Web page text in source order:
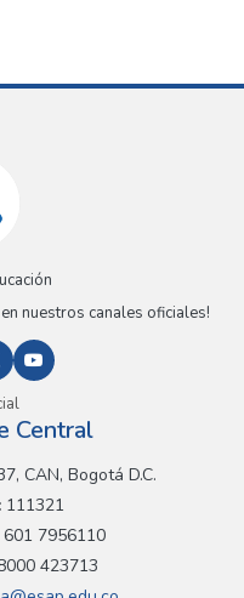
nuestros canales oficiales!
Central
CAN, Bogotá D.C.
111321
7956110
423713